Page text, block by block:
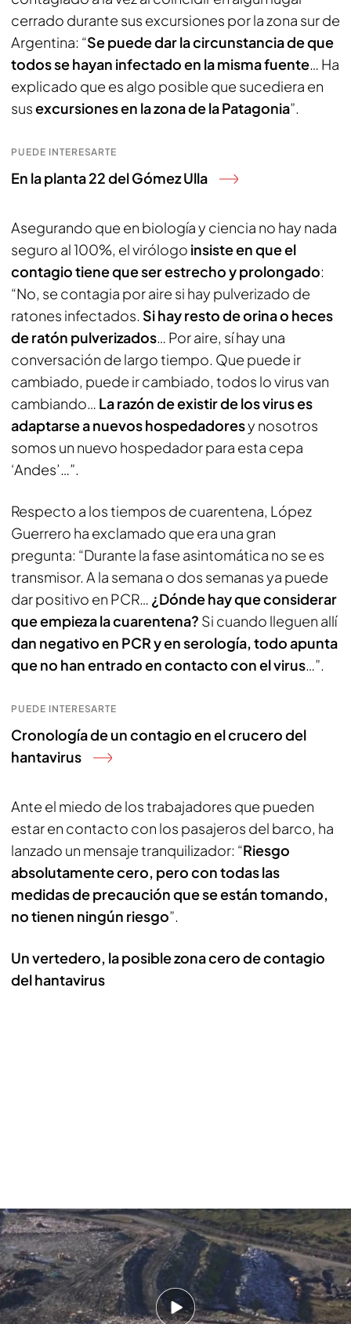
cerrado durante sus excursiones por la zona sur de
Argentina: “Se puede dar la circunstancia de que
todos se hayan infectado en la misma fuente… Ha
explicado que es algo posible que sucediera en
susexcursiones en la zona de la Patagonia”.
PUEDE INTERESARTE
En la planta 22 del Gómez Ulla
Asegurando que en biología y ciencia no hay nada
seguro al 100%, el virólogo insiste en que el
contagio tiene que ser estrecho y prolongado:
“No, se contagia por aire si hay pulverizado de
ratones infectados. Si hay resto de orina o heces
de ratón pulverizados… Por aire, sí hay una
conversación de largo tiempo. Que puede ir
cambiado, puede ir cambiado, todos lo virus van
cambiando… La razón de existir de los virus es
adaptarse a nuevos hospedadoresy nosotros
somos un nuevo hospedador para esta cepa
‘Andes’…”.
Respecto a los tiempos de cuarentena, López
Guerrero ha exclamado que era una gran
pregunta: “Durante la fase asintomática no se es
transmisor. A la semana o dos semanas ya puede
dar positivo en PCR… ¿Dónde hay que considerar
que empieza la cuarentena? Si cuando lleguen allí
dan negativo en PCR y en serología, todo apunta
que no han entrado en contacto con el virus…”.
PUEDE INTERESARTE
Cronología de un contagio en el crucero del
hantavirus
Ante el miedo de los trabajadores que pueden
estar en contacto con los pasajeros del barco, ha
lanzado un mensaje tranquilizador: “Riesgo
absolutamente cero, pero con todas las
medidas de precaución que se están tomando,
no tienen ningún riesgo”.
Un vertedero, la posible zona cero de contagio
del hantavirus
Un vertedero, la posible zona cero de contagio del hantavirus
Repleto de basura y al sur de Ushuaia, así es el
vertedero que la pareja de neerlandeses
fallecidos por hantavirus visitaron en su última